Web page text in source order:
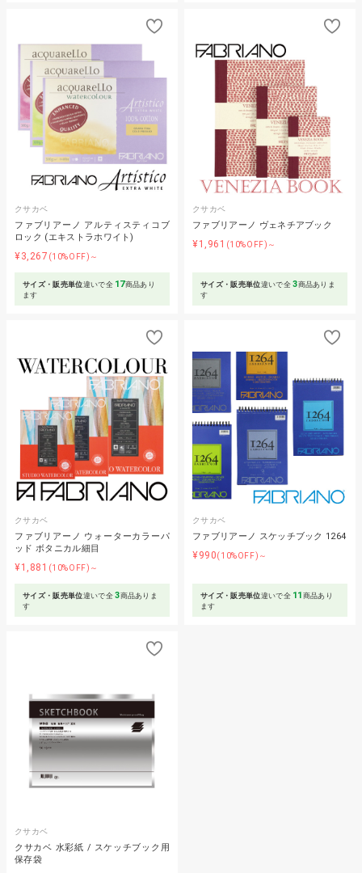
クサカベ
ファブリアーノ アルティスティコブ
ロック (エキストラホワイト)
¥3,267 (10%OFF)～
サイズ・販売単位違いで全 17商品あり
ます
クサカベ
ファブリアーノ ヴェネチアブック
¥1,961 (10%OFF)～
サイズ・販売単位違いで全3商品ありま
す
クサカベ
ファブリアーノ ウォーターカラーパ
ッド ボタニカル細目
¥1,881 (10%OFF)～
サイズ・販売単位違いで全3商品ありま
す
クサカベ
ファブリアーノ スケッチブック 1264
¥990(10%OFF)～
サイズ・販売単位違いで全 11 商品あり
ます
クサカベ
クサカベ 水彩紙 / スケッチブック用
保存袋